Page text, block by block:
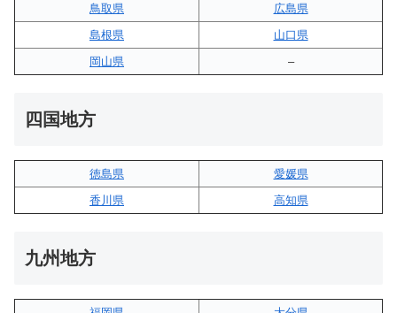
鳥取県
広島県
島根県
山口県
岡山県
–
四国地方
徳島県
愛媛県
香川県
高知県
九州地方